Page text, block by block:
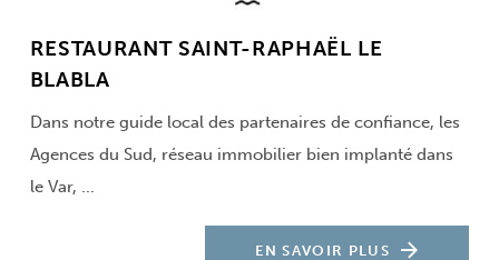
RESTAURANT SAINT-RAPHAËL LE
BLABLA
Dans notre guide local des partenaires de confiance, les
Agences du Sud, réseau immobilier bien implanté dans
le Var, ...
EN SAVOIR PLUS